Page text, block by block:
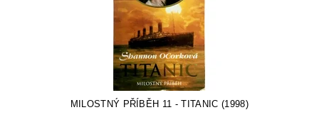
MILOSTNÝ PŘÍBĚH 11 - TITANIC (1998)